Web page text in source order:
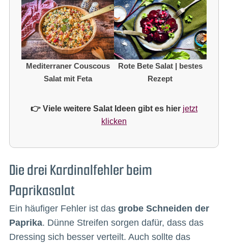
Mediterraner Couscous
Salat mit Feta
Rote Bete Salat | bestes
Rezept
👉 Viele weitere Salat Ideen gibt es hier jetzt
klicken
Die drei Kardinalfehler beim
Paprikasalat
Ein häufiger Fehler ist das grobe Schneiden der
Paprika. Dünne Streifen sorgen dafür, dass das
Dressing sich besser verteilt. Auch sollte das